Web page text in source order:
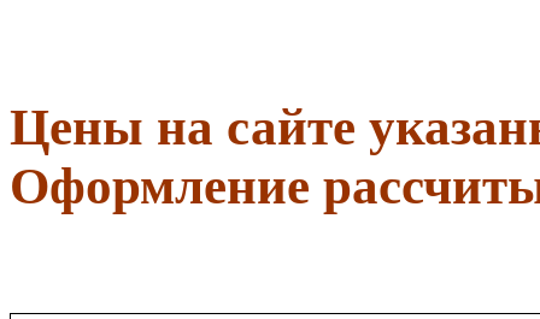
Цены на сайте
Оформление